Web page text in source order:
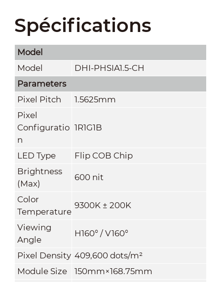
Spécifications
Model
Model
DHI-PHSIA1.5-CH
Parameters
Pixel Pitch
1.5625mm
Pixel
Configuratio
n
1R1G1B
LED Type
Flip COB Chip
Brightness
(Max)
600 nit
Color
Temperature
9300K ± 200K
Viewing
Angle
H160° / V160°
Pixel Density 409,600dots/m²
Module Size
150mm×168.75mm